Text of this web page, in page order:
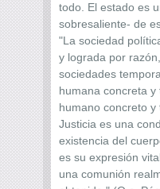
todo. El estado es
sobresaliente- de
"La sociedad
y lograda por
sociedades
humana concreta
humano concreto
Justicia es una
existencia del
es su expresión
una comunión